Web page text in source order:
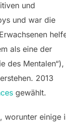
und
und war die
als eine der
des Mentalen“),
2013
gewählt.
einige